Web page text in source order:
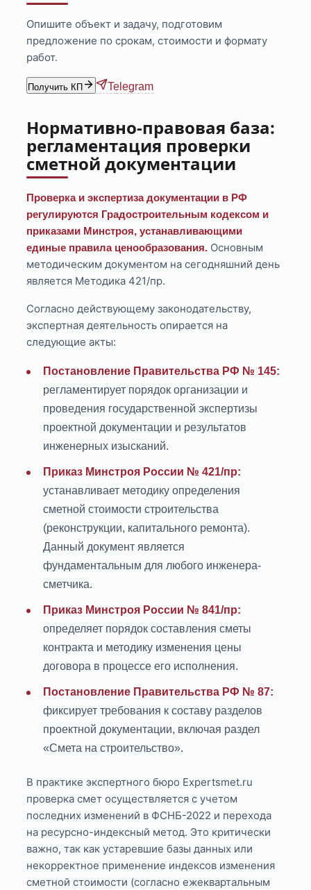
Опишите объект и задачу, подготовим
предложение по срокам, стоимости и формату
работ.
Получить КП Telegram
Нормативно-правовая база:
регламентация проверки
сметной документации
Проверка и экспертиза документации в РФ
регулируются Градостроительным кодексом и
приказами Минстроя, устанавливающими
единые правила ценообразования. Основным
методическим документом на сегодняшний день
является Методика 421/пр.
Согласно действующему законодательству,
экспертная деятельность опирается на
следующие акты:
Постановление Правительства РФ № 145:
регламентирует порядок организации и
проведения государственной экспертизы
проектной документации и результатов
инженерных изысканий.
Приказ Минстроя России № 421/пр:
устанавливает методику определения
сметной стоимости строительства
(реконструкции, капитального ремонта).
Данный документ является
фундаментальным для любого инженера-
сметчика.
Приказ Минстроя России № 841/пр:
определяет порядок составления сметы
контракта и методику изменения цены
договора в процессе его исполнения.
Постановление Правительства РФ № 87:
фиксирует требования к составу разделов
проектной документации, включая раздел
«Смета на строительство».
В практике экспертного бюро Expertsmet.ru
проверка смет осуществляется с учетом
последних изменений в ФСНБ-2022 и перехода
на ресурсно-индексный метод. Это критически
важно, так как устаревшие базы данных или
некорректное применение индексов изменения
сметной стоимости (согласно ежеквартальным